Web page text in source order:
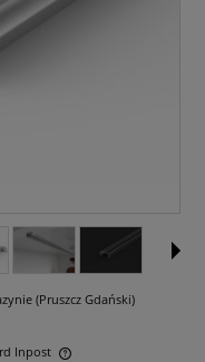
(Pruszcz Gdański)
Inpost